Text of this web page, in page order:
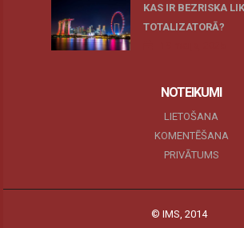
KAS IR BEZRISKA
TOTALIZATORĀ?
NOTEIKUMI
LIETOŠANA
KOMENTĒŠANA
PRIVĀTUMS
© IMS, 2014